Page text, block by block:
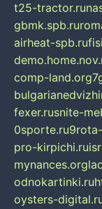
t25-tractor.ru
gbmk.spb.ru
airheat-spb.ru
comp-land.org
fexer.rusnite-
0sporte.ru
pro-kirpichi.ru
mynances.org
odnokartinki.ru
oysters-